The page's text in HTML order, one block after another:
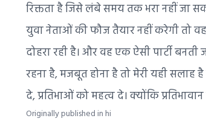
रिक्तता है जिसे लंबे समय तक भरा नहीं जा
युवा नेताओं की फौज तैयार नहीं करेगी तो
दोहरा रही है। और वह एक ऐसी पार्टी
रहना है, मजबूत होना है तो मेरी यही सलाह
दे, प्रतिभाओं को महत्व दे। क्योंकि
Originally published in hi